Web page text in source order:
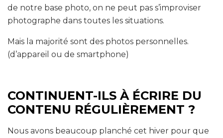
de notre base photo, on ne peut pas s’improviser
photographe dans toutes les situations.
Mais la majorité sont des photos personnelles.
(d’appareil ou de smartphone)
CONTINUENT-ILS À ÉCRIRE DU
CONTENU RÉGULIÈREMENT ?
Nous avons beaucoup planché cet hiver pour que